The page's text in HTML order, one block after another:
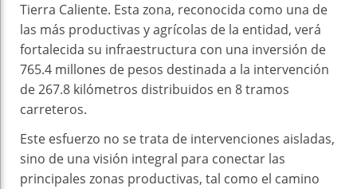
Tierra Caliente. Esta zona, reconocida como una de
las más productivas y agrícolas de la entidad, verá
fortalecida su infraestructura con una inversión de
765.4 millones de pesos destinada a la intervención
de 267.8 kilómetros distribuidos en 8 tramos
carreteros.
Este esfuerzo no se trata de intervenciones aisladas,
sino de una visión integral para conectar las
principales zonas productivas, tal como el camino